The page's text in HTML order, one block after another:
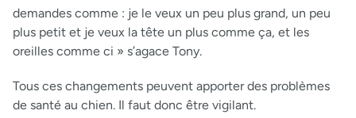
demandes comme : je le veux un peu plus grand, un peu
plus petit et je veux la tête un plus comme ça, et les
oreilles comme ci » s’agace Tony.
Tous ces changements peuvent apporter des problèmes
de santé au chien. Il faut donc être vigilant.